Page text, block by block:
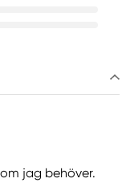
jag behöver.